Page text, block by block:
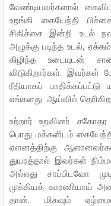
வேண்டியவர்களால்
உறங்கி கையேந்தி
சிகிச்சை இன்றி உடல்
அழுக்கு படிந்த உடல்,
கிழிந்த உடையுடன்
விடுகிறார்கள்.
ரீதியாகப்
எங்களது ஆய்வில்
உற்றார் உறவினர்
பொது மக்களிடம்
ஏளனத்திற்கு
துயரத்தால் இவர்கள்
அல்லது சாப்பிடவோ
முக்கியக் காரணியாய்
தான். மிகவும்